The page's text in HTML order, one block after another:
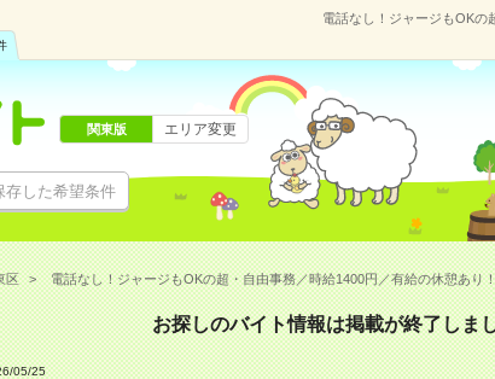
電話なし！ジャージもOKの
存した希望条件
関東版 エリア変更
区 電話なし！ジャージもOKの超・自由事務／時給1400円／有給の休憩あり
お探しのバイト情報は掲載が終了しま
/05/25